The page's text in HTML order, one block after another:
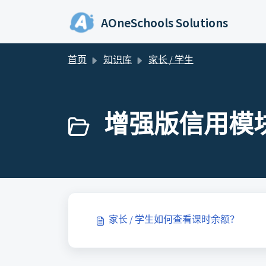
AOneSchools Solutions
首页 知识库 家长 / 学生
增强版信用模
家长 / 学生如何查看课时余额？